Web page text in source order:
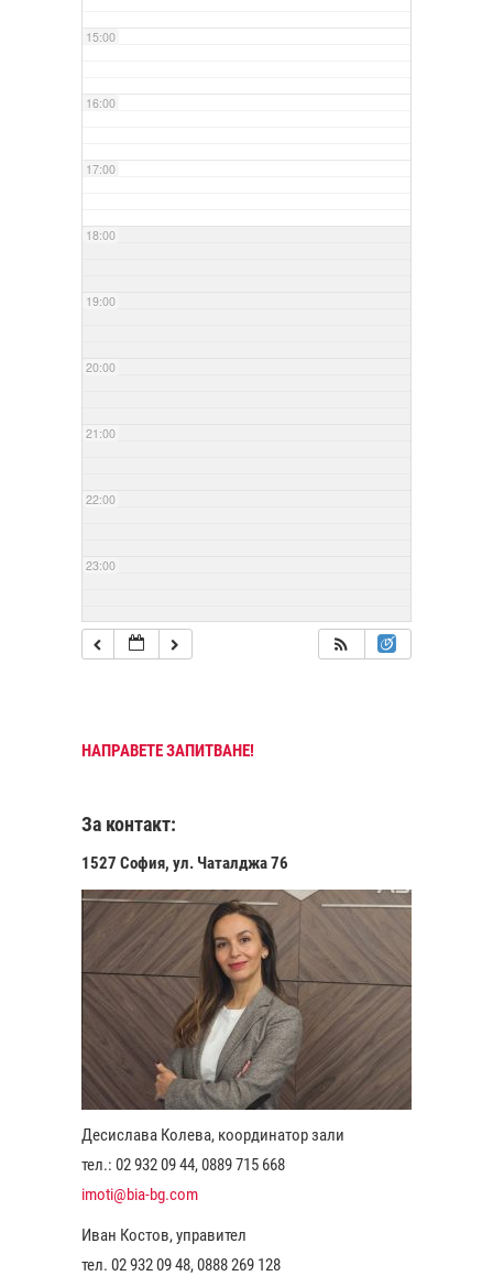
15:00
16:00
17:00
18:00
19:00
20:00
21:00
22:00
23:00
НАПРАВЕТЕ ЗАПИТВАНЕ!
За контакт:
1527 София, ул. Чаталджа 76
Десислава Колева, координатор зали
тел.: 02 932 09 44, 0889 715 668
imoti@bia-bg.com
Иван Костов, управител
тел. 02 932 09 48, 0888 269 128